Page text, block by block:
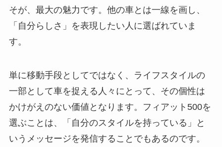
そが、最大の魅力です。他の車とは一線を画し、
「自分らしさ」を表現したい人に選ばれていま
す。
単に移動手段としてではなく、ライフスタイルの
一部として車を捉える人々にとって、その個性は
かけがえのない価値となります。フィアット500を
選ぶことは、「自分のスタイルを持っている」と
いうメッセージを発信することでもあるのです。